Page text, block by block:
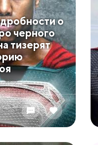
о
черного
тизерят